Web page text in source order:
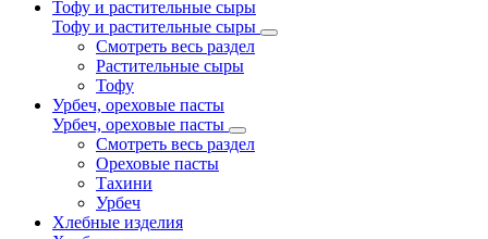
Тофу и растительные сыры
Тофу и растительные сыры
Смотреть весь раздел
Растительные сыры
Тофу
Урбеч, ореховые пасты
Урбеч, ореховые пасты
Смотреть весь раздел
Ореховые пасты
Тахини
Урбеч
Хлебные изделия